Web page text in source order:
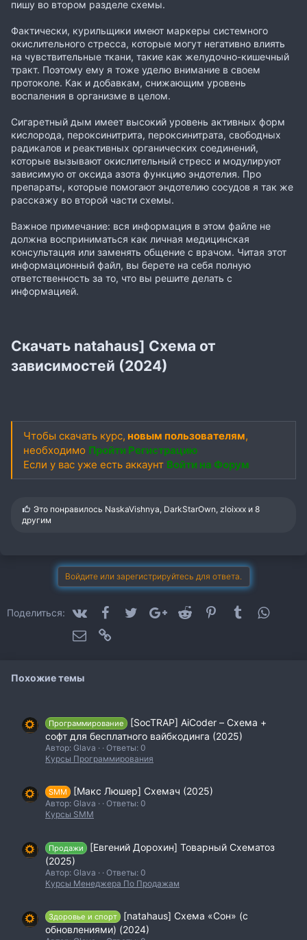
пишу во втором разделе схемы.
Фактически, курильщики имеют маркеры системного
окислительного стресса, которые могут негативно влиять
на чувствительные ткани, такие как желудочно-кишечный
тракт. Поэтому ему я тоже уделю внимание в своем
протоколе. Как и добавкам, снижающим уровень
воспаления в организме в целом.
Сигаретный дым имеет высокий уровень активных форм
кислорода, пероксинитрита, пероксинитрата, свободных
радикалов и реактивных органических соединений,
которые вызывают окислительный стресс и модулируют
зависимую от оксида азота функцию эндотелия. Про
препараты, которые помогают эндотелию сосудов я так же
расскажу во второй части схемы.
Важное примечание: вся информация в этом файле не
должна восприниматься как личная медицинская
консультация или заменять общение с врачом. Читая этот
информационный файл, вы берете на себя полную
ответственность за то, что вы решите делать с
информацией.
Скачать natahaus] Схема от
зависимостей (2024)
Чтобы скачать курс, новым пользователям,
необходимо Пройти Регистрацию
Если у вас уже есть аккаунт Войти на Форум
С
и
Это понравилось NaskaVishnya, DarkStarOwn,zloixxx и 8
другим
Войдите или зарегистрируйтесь для ответа.
Поделиться: VK FacebookTwitterGoogle+Reddit PinterestTumblr
Электронная почта
Похожие темы
Программирование
[SocTRAP] AiCoder – Схема +
софт для бесплатного вайбкодинга (2025)
Автор: Glava
Ответы: 0
Курсы Программирования
SMM [Макс Люшер] Схемач (2025)
Автор: Glava
Ответы: 0
Курсы SMM
Продажи
[Евгений Дорохин] Товарный Схематоз
(2025)
Автор: Glava
Ответы: 0
Курсы Менеджера По Продажам
Здоровье и спорт
[natahaus] Схема «Сон» (с
обновлениями) (2024)